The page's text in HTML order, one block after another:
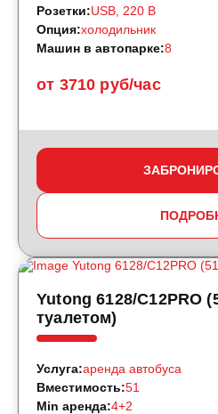
от 3710 руб/час
Розетки:USB, 220 B
Опция:холодильник
Машин в автопарке:8
Yutong 6128/C12PRO
туалетом)
Услуга:аренда автобуса
Вместимость:51
Min аренда:4+2